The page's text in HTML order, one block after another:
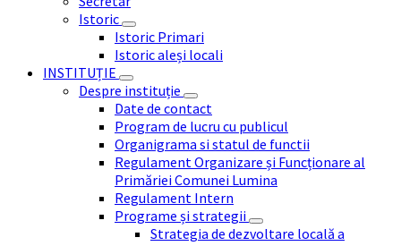
Istoric
Istoric Primari
Istoric aleși locali
INSTITUȚIE
Despre instituție
Date de contact
Program de lucru cu publicul
Organigrama si statul de functii
Regulament Organizare și Funcționare al
Primăriei Comunei Lumina
Regulament Intern
Programe și strategii
Strategia de dezvoltare locală a